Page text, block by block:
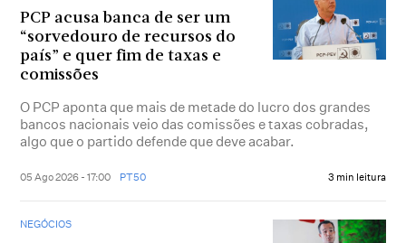
PCP acusa banca de ser um
“sorvedouro de recursos do
país” e quer fim de taxas e
comissões
O PCP aponta que mais de metade do lucro dos grandes
bancos nacionais veio das comissões e taxas cobradas,
algo que o partido defende que deve acabar.
05 Ago 2026 - 17:00 PT50 3 min leitura
NEGÓCIOS